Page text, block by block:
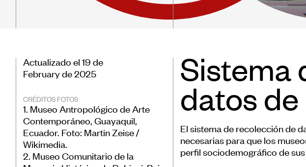
Actualizado el 19 de
February de 2025
CRÉDITOS FOTOS
1. Museo Antropológico de Arte
Contemporáneo, Guayaquil,
Ecuador. Foto: Martin Zeise /
Wikimedia.
2. Museo Comunitario de la
Sistema
datos
El sistema de recolección de
necesarias para que los
perfil sociodemográfico de